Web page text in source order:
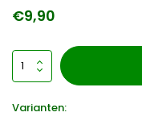
€9,90
Varianten: